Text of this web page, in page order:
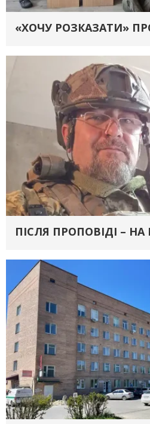
«ХОЧУ РОЗКАЗАТИ»
ПІСЛЯ ПРОПОВІДІ –